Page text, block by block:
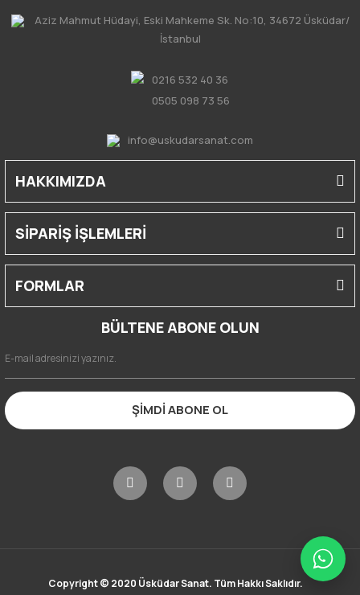
Aziz Mahmut Hüdayi, Eski Mahkeme Sk. No:10, 34672 Üsküdar/
İstanbul
0216 532 40 36
0505 098 73 56
info@uskudarsanat.com
HAKKIMIZDA
SİPARİŞ İŞLEMLERİ
FORMLAR
BÜLTENE ABONE OLUN
ŞİMDİ ABONE OL
Copyright © 2020 Üsküdar Sanat. Tüm Hakkı Saklıdır.